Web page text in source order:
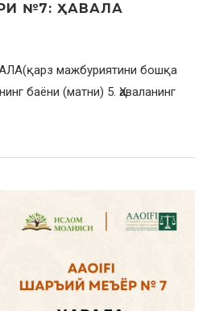
№7: ҲАВАЛА
мажбуриятини бошқа
баёни (матни) 5. Ҳаваланинг